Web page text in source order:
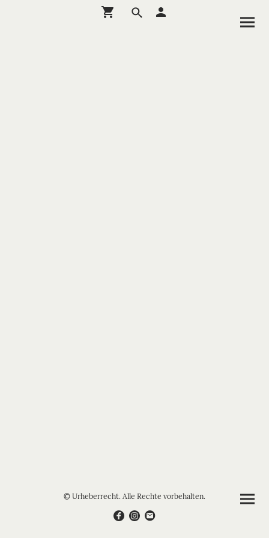
© Urheberrecht. Alle Rechte vorbehalten.